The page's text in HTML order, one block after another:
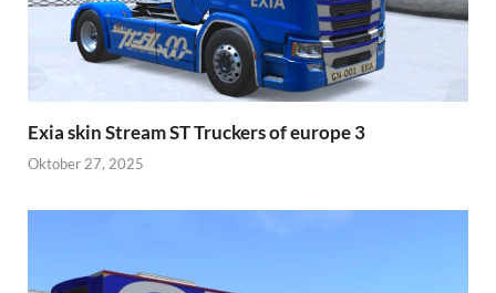
Exia skin Stream ST Truckers of europe 3
Oktober 27, 2025